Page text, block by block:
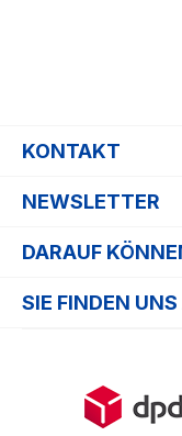
KONTAKT
NEWSLETTER
DARAUF
SIE FINDEN